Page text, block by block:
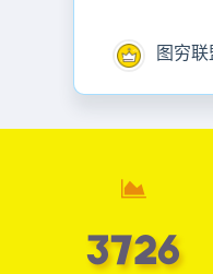
图穷联
3749